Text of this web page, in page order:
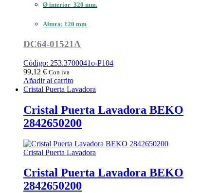
Ø interior 320 mm.
Altura: 120 mm
DC64-01521A
Código: 253.3700041o-P104
99,12 € Con iva
Añadir al carrito
Cristal Puerta Lavadora
Cristal Puerta Lavadora BEKO
2842650200
Cristal Puerta Lavadora
Cristal Puerta Lavadora BEKO
2842650200